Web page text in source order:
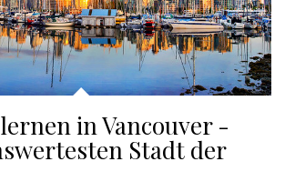
in Vancouver -
Stadt der